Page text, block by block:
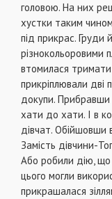
головою. На них
хустки таким
під прикрас. Груди
різнокольоровими
втомилася
прикріплювали дві
докупи. Прибравши
хати до хати. І в
дівчат. Обійшовши
Замість дівчини-
Або робили дію, що
цього могли
прикрашалася